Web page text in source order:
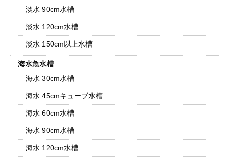
淡水 90cm水槽
淡水 120cm水槽
淡水 150cm以上水槽
海水魚水槽
海水 30cm水槽
海水 45cmキューブ水槽
海水 60cm水槽
海水 90cm水槽
海水 120cm水槽